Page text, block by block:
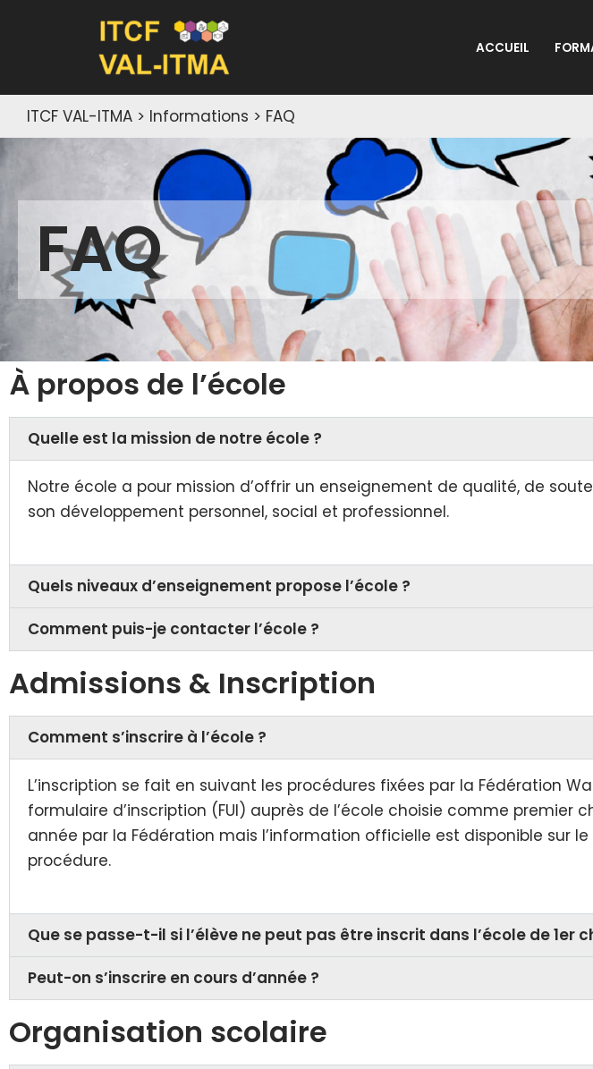
contenu
ACCUEIL
ITCF VAL-ITMA > Informations > FAQ
FAQ
À propos de l’école
Quelle est la mission de notre école ?
Notre école a pour mission d’offrir un enseignement de qualité, de
son développement personnel, social et professionnel.
Quels niveaux d’enseignement propose l’école ?
Comment puis-je contacter l’école ?
Admissions & Inscription
Comment s’inscrire à l’école ?
L’inscription se fait en suivant les procédures fixées par la Fédération
formulaire d’inscription (FUI) auprès de l’école choisie comme premier
année par la Fédération mais l’information officielle est disponible sur le
procédure.
Que se passe-t-il si l’élève ne peut pas être inscrit dans l’école de 1er
Peut-on s’inscrire en cours d’année ?
Organisation scolaire